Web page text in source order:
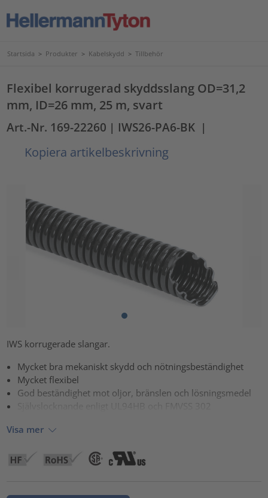
Startsida > Produkter > Kabelskydd > Tillbehör
Flexibel korrugerad skyddsslang OD=31,2
mm, ID=26 mm, 25 m, svart
Art.-Nr. 169-22260 | IWS26-PA6-BK |
Kopiera artikelbeskrivning
IWS korrugerade slangar.
Mycket bra mekaniskt skydd och nötningsbeständighet
Mycket flexibel
God beständighet mot oljor, bränslen och lösningsmedel
Visa mer